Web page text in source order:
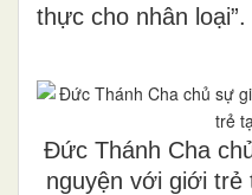
thực cho nhân loại”.
Đức Thánh Cha
nguyện với giới